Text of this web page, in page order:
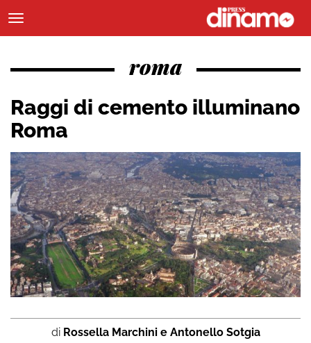
roma
Raggi di cemento illuminano
Roma
di Rossella Marchini e Antonello Sotgia